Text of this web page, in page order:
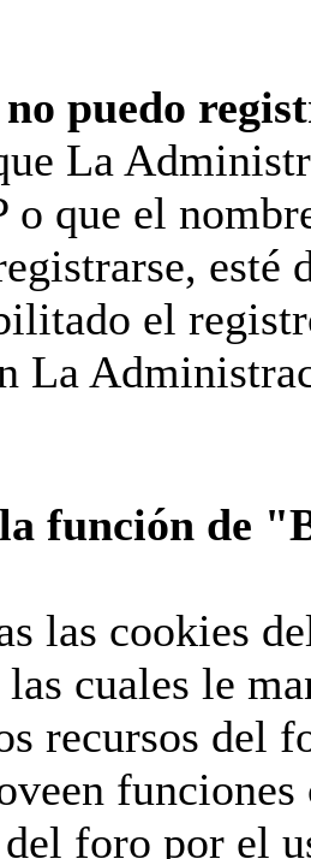
puedo
La
que el
esté
el
La
función de
las cookies
cuales le
recursos del
foro por el